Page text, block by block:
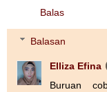
Balas
Balasan
Elliza Efina
Buruan